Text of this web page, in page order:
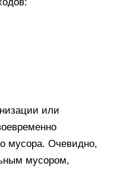
или
мусора. Очевидно,
мусором,